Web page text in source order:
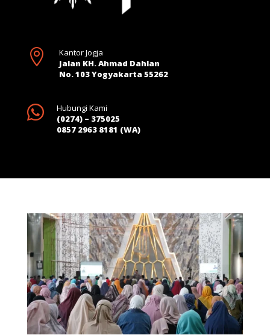

Kantor Jogja
Jalan KH. Ahmad Dahlan
No. 103 Yogyakarta 55262

Hubungi Kami
(0274) – 375025
0857 2963 8181 (WA)